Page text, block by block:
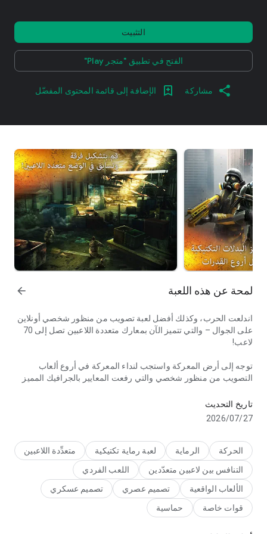
التثبيت
الفتح في تطبيق "متجر Play"
مشاركة الإضافة إلى قائمة المحتوى المفضّل
لمحة عن هذه اللعبة arrow_forward
اندلعت الحرب، وكذلك أفضل لعبة تصويب من منظور شخصي أونلاين
على الجوال – والتي تتميز الآن بمعارك متعددة اللاعبين تصل إلى 70
لاعب!
توجه إلى أرض المعركة واستجب لنداء المعركة في أروع ألعاب
التصويب من منظور شخصي والتي رفعت المعايير بالجرافيك المميز
من 11 فئات، كما يمكنك إضافة أصدقائك لخوض القتال معك، واختبر
مهاراتكم في حرب الساحات أو عبر المعارك متعددة اللاعبين ضد
هل تفضل العمل بمفردك؟ يمكنك إذًا أن تخوض حملات اللعب الفردي
المشوقة لكي تقاتل في طريقك للنجاة من الصعاب واحدة تلو الأخرى
حتى تنقذ العالم بينما تنفذ الهجمات ضد مخططات المجانين الكارثية.
لن تجد لعبة تصويب من منظور شخصي مجانية أونلاين على الجوال
بمثل هذه المتعة!
تاريخ التحديث
27‏/07‏/2026
الحركة الرماية لعبة رماية تكتيكية
متعدِّدة اللاعبين
التنافس بين لاعبين متعدّدين
اللعب الفردي
الألعاب الواقعية
تصميم عصري
تصميم عسكري
قوات خاصة
حماسية